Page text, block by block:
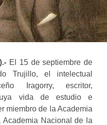
El 15 de septiembre de
Trujillo, el intelectual
Iragorry, escritor,
vida de estudio e
miembro de la Academia
Nacional de la